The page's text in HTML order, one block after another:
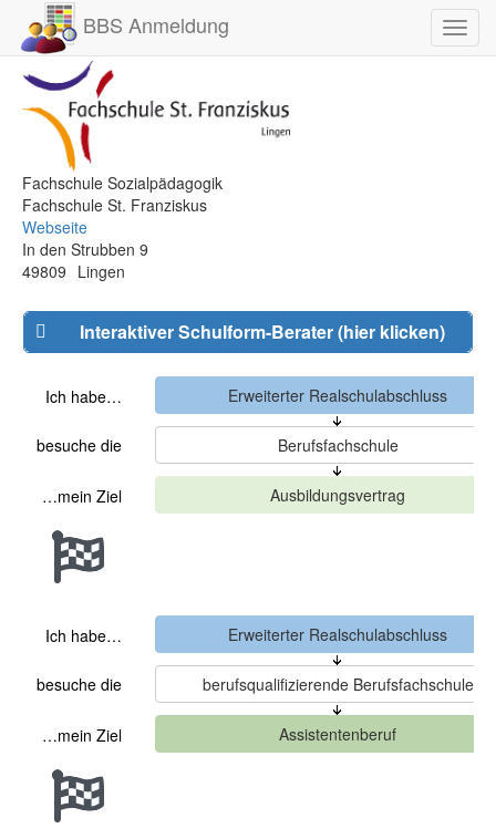
BBS Anmeldung
Fachschule Sozialpädagogik
Fachschule St. Franziskus
Webseite
In den Strubben 9
49809 Lingen
Interaktiver Schulform-Berater (hier klicken)
Ich habe…
besuche die
…mein Ziel
Ich habe…
besuche die
…mein Ziel